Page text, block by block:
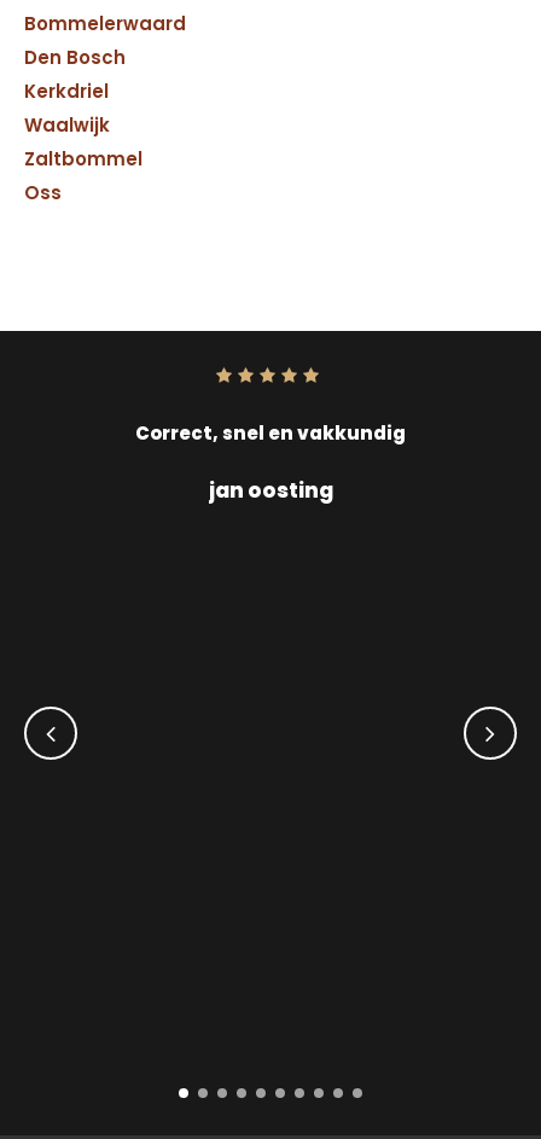
Bommelerwaard
Den Bosch
Kerkdriel
Waalwijk
Zaltbommel
Oss
10
Correct, snel en vakkundig
jan oosting